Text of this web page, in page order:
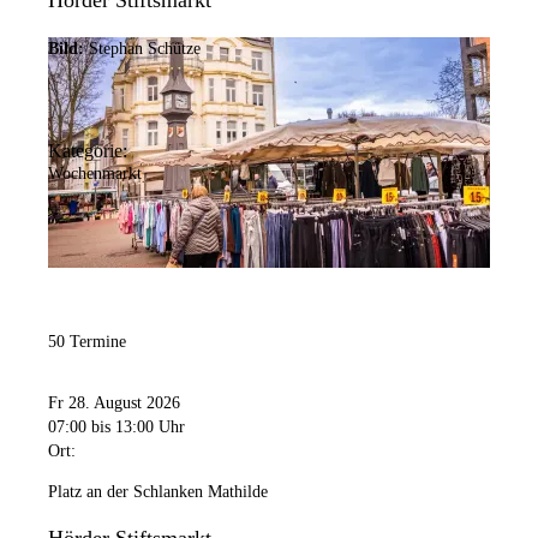
Bild: Stephan Schütze
Kategorie:
Wochenmarkt
50 Termine
Fr 28. August 2026
07:00 bis 13:00 Uhr
Ort:
Platz an der Schlanken Mathilde